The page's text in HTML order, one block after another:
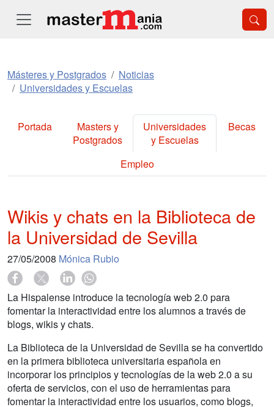
Másteres y Postgrados
Noticias
Universidades y Escuelas
Portada
Masters y
Postgrados
Universidades
y Escuelas
Becas
Empleo
Wikis y chats en la Biblioteca de
la Universidad de Sevilla
27/05/2008 Mónica Rubio
La Hispalense introduce la tecnología web 2.0 para
fomentar la interactividad entre los alumnos a través de
blogs, wikis y chats.
La Biblioteca de la Universidad de Sevilla se ha convertido
en la primera biblioteca universitaria española en
incorporar los principios y tecnologías de la web 2.0 a su
oferta de servicios, con el uso de herramientas para
fomentar la interactividad entre los usuarios, como blogs,